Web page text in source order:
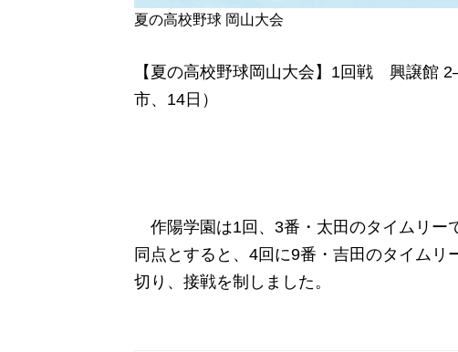
夏の高校野球 岡山大会
【夏の高校野球岡山大会】1回戦 興譲館
市、14日）
作陽学園は1回、3番・太田のタイムリー
同点とすると、4回に9番・吉田のタイム
切り、接戦を制しました。